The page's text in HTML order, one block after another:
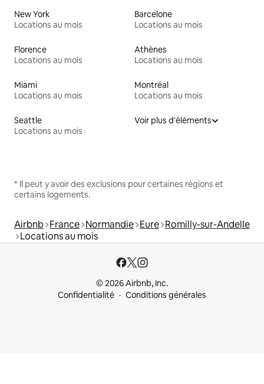
New York
Locations au mois
Barcelone
Locations au mois
Florence
Locations au mois
Athènes
Locations au mois
Miami
Locations au mois
Montréal
Locations au mois
Seattle
Locations au mois
Voir plus d'éléments
* Il peut y avoir des exclusions pour certaines régions et
certains logements.
Airbnb France Normandie Eure Romilly-sur-Andelle
Locations au mois
© 2026 Airbnb, Inc.
Confidentialité
Conditions générales